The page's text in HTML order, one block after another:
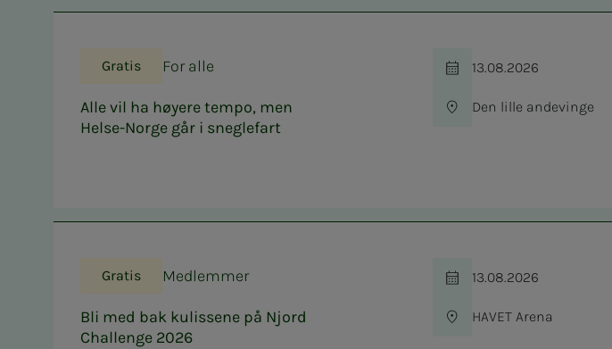
Gratis For alle
Alle vil ha høyere tempo, men
Helse-Norge går i sneglefart
Tid
13.08.2026
Sted
Den lille andevinge
Gratis Medlemmer
Bli med bak kulissene på Njord
Challenge 2026
Tid
13.08.2026
Sted
HAVET Arena